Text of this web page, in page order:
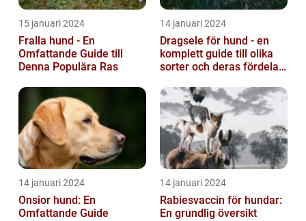
15 januari 2024
Fralla hund - En
Omfattande Guide till
Denna Populära Ras
14 januari 2024
Dragsele för hund - en
komplett guide till olika
sorter och deras fördelar
14 januari 2024
Onsior hund: En
Omfattande Guide
14 januari 2024
Rabiesvaccin för hundar:
En grundlig översikt